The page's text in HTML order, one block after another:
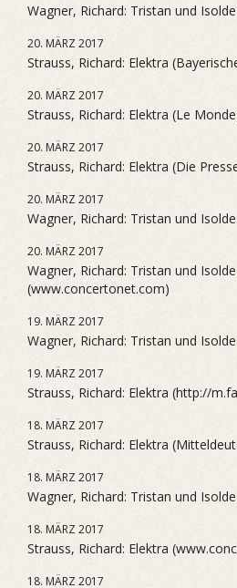
Wagner, Richard: Tristan und
20. MÄRZ 2017
Strauss, Richard: Elektra
20. MÄRZ 2017
Strauss, Richard: Elektra (Le
20. MÄRZ 2017
Strauss, Richard: Elektra (Die
20. MÄRZ 2017
Wagner, Richard: Tristan und
20. MÄRZ 2017
Wagner, Richard: Tristan und Isolde
(www.concertonet.com)
19. MÄRZ 2017
Wagner, Richard: Tristan und
19. MÄRZ 2017
Strauss, Richard: Elektra (http://
18. MÄRZ 2017
Strauss, Richard: Elektra
18. MÄRZ 2017
Wagner, Richard: Tristan und
18. MÄRZ 2017
Strauss, Richard: Elektra
18. MÄRZ 2017